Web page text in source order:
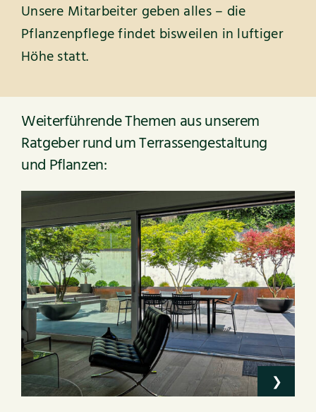
Unsere Mitarbeiter geben alles – die
Pflanzenpflege findet bisweilen in luftiger
Höhe statt.
Weiterführende Themen aus unserem
Ratgeber rund um Terrassengestaltung
und Pflanzen: